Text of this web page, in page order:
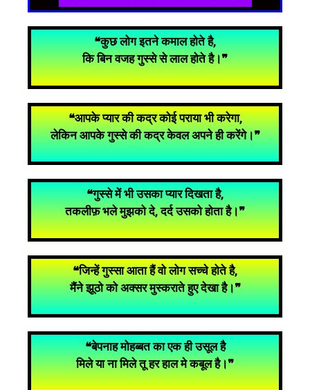
❝कुछ लोग इतने कमाल होते है,
कि बिन वजह गुस्से से लाल होते है।❞
❝आपके प्यार की कद्र कोई पराया भी करेगा,
लेकिन आपके गुस्से की कद्र केवल अपने ही करेंगे।❞
❝गुस्से में भी उसका प्यार दिखता है,
तकलीफ़ भले मुझको दे, दर्द उसको होता है।❞
❝जिन्हें गुस्सा आता हैं वो लोग सच्चे होते है,
मैंने झूठो को अक्सर मुस्कराते हुए देखा है।❞
❝बेपनाह मोहब्बत का एक ही उसूल है
मिले या ना मिले तू हर हाल मे कबूल है।❞